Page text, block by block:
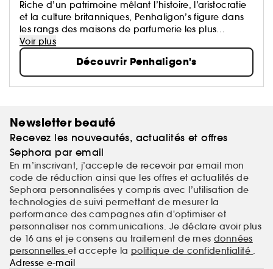
Riche d’un patrimoine mêlant l’histoire, l’aristocratie
et la culture britanniques, Penhaligon’s figure dans
les rangs des maisons de parfumerie les plus
prestigieuses au monde. Depuis 1870, nos créations
typiquement britanniques séduisent les narines du
monde entier, et ce n’est que le début.
Voir plus
Découvrir Penhaligon's
Newsletter beauté
Recevez les nouveautés, actualités et offres
Sephora par email
En m’inscrivant, j’accepte de recevoir par email mon
code de réduction ainsi que les offres et actualités de
Sephora personnalisées y compris avec l’utilisation de
technologies de suivi permettant de mesurer la
performance des campagnes afin d'optimiser et
personnaliser nos communications. Je déclare avoir plus
de 16 ans et je consens au traitement de mes données
personnelleset accepte la politique de confidentialité .
Adresse e-mail